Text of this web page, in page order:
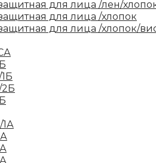
для лица /лен/
для лица /хлопок
для лица /хлопок/
2Б